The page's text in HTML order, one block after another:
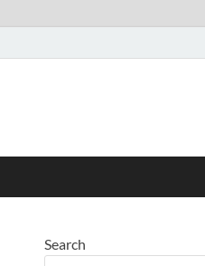
Search